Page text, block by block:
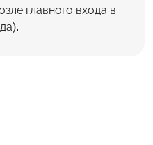
главного входа в